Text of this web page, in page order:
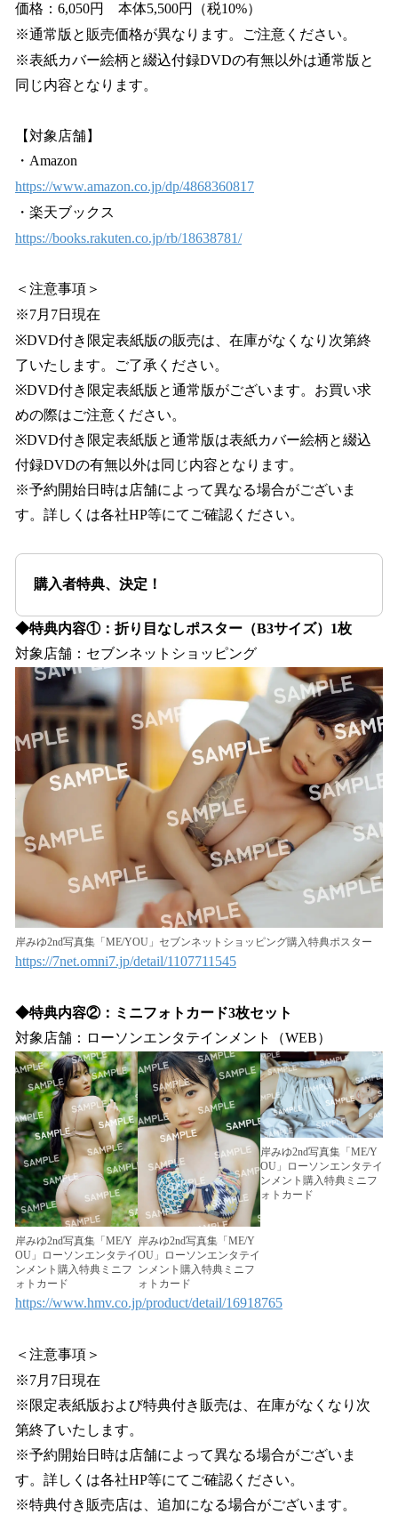
価格：6,050円 本体5,500円（税10%）
※通常版と販売価格が異なります。ご注意ください。
※表紙カバー絵柄と綴込付録DVDの有無以外は通常版と
同じ内容となります。
【対象店舗】
・Amazon
https://www.amazon.co.jp/dp/4868360817
・楽天ブックス
https://books.rakuten.co.jp/rb/18638781/
＜注意事項＞
※7月7日現在
※DVD付き限定表紙版の販売は、在庫がなくなり次第終
了いたします。ご了承ください。
※DVD付き限定表紙版と通常版がございます。お買い求
めの際はご注意ください。
※DVD付き限定表紙版と通常版は表紙カバー絵柄と綴込
付録DVDの有無以外は同じ内容となります。
※予約開始日時は店舗によって異なる場合がございま
す。詳しくは各社HP等にてご確認ください。
購入者特典、決定！
◆特典内容①：折り目なしポスター（B3サイズ）1枚
対象店舗：セブンネットショッピング
岸みゆ2nd写真集「ME/YOU」セブンネットショッピング購入特典ポスター
https://7net.omni7.jp/detail/1107711545
◆特典内容②：ミニフォトカード3枚セット
対象店舗：ローソンエンタテインメント（WEB）
岸みゆ2nd写真集「ME/Y
OU」ローソンエンタテイ
ンメント購入特典ミニフ
ォトカード
岸みゆ2nd写真集「ME/Y
OU」ローソンエンタテイ
ンメント購入特典ミニフ
ォトカード
岸みゆ2nd写真集「ME/Y
OU」ローソンエンタテイ
ンメント購入特典ミニフ
ォトカード
https://www.hmv.co.jp/product/detail/16918765
＜注意事項＞
※7月7日現在
※限定表紙版および特典付き販売は、在庫がなくなり次
第終了いたします。
※予約開始日時は店舗によって異なる場合がございま
す。詳しくは各社HP等にてご確認ください。
※特典付き販売店は、追加になる場合がございます。